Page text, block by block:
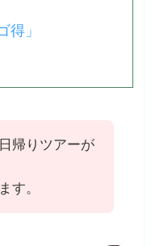
得」
帰りツアーが
す。